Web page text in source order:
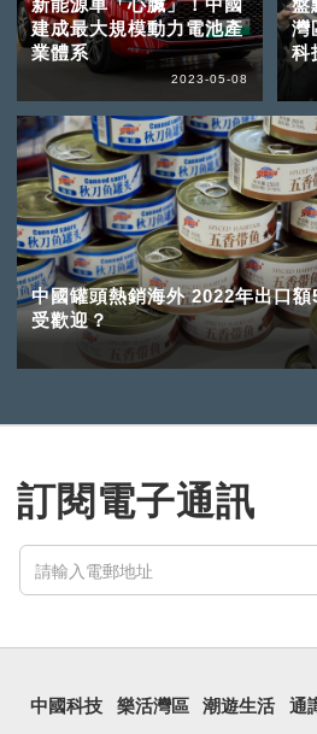
新能源車「心臟」！中國
建成最大規模動力電池產
業體系
2023-05-08
盤
灣
科
中國罐頭熱銷海外 2022年出口
受歡迎？
訂閱電子通訊
中國科技 樂活灣區 潮遊生活 通